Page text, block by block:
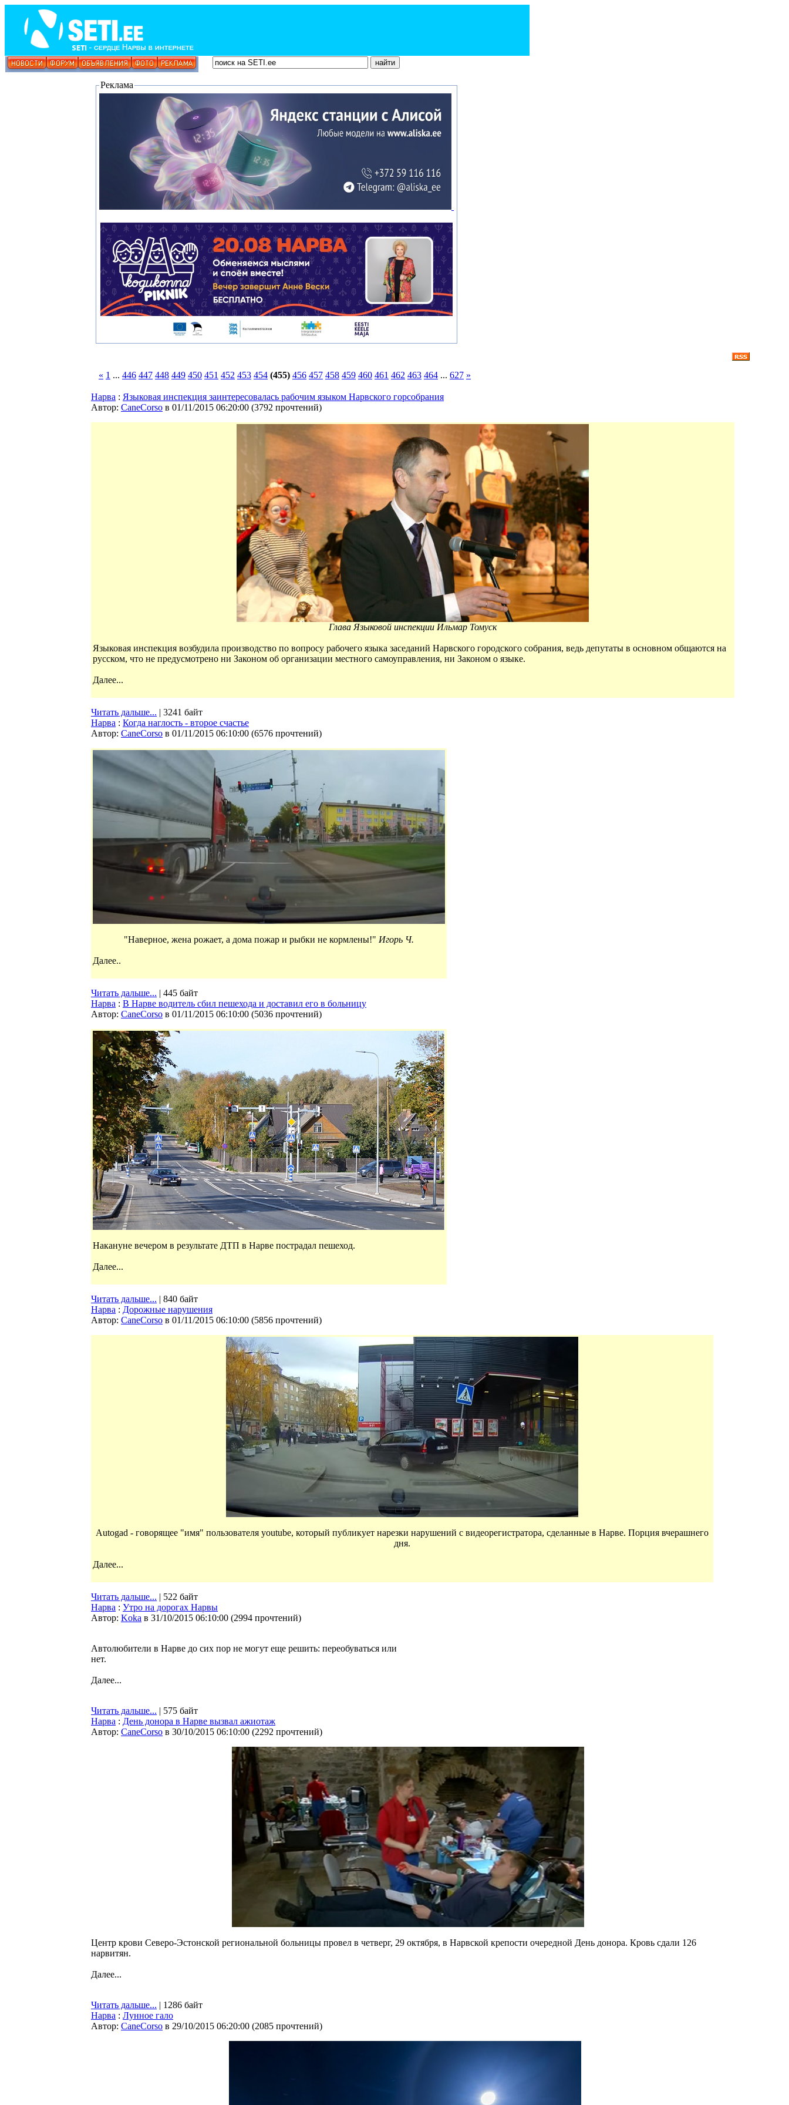
Реклама
« 1 ... 446 447 448 449 450 451 452 453 454 (455) 456 457 458 459 460 461 462 463 464 ... 627 »
Нарва : Языковая инспекция заинтересовалась рабочим языком Нарвского горсобрания
Автор: CaneCorso в 01/11/2015 06:20:00 (3792 прочтений)
Глава Языковой инспекции Ильмар Томуск
Языковая инспекция возбудила производство по вопросу рабочего языка заседаний Нарвского городского собрания, ведь депутаты в основном общаются на
русском, что не предусмотрено ни Законом об организации местного самоуправления, ни Законом о языке.
Далее...
Читать дальше... | 3241 байт
Нарва : Когда наглость - второе счастье
Автор: CaneCorso в 01/11/2015 06:10:00 (6576 прочтений)
"Наверное, жена рожает, а дома пожар и рыбки не кормлены!" Игорь Ч.
Далее..
Читать дальше... | 445 байт
Нарва : В Нарве водитель сбил пешехода и доставил его в больницу
Автор: CaneCorso в 01/11/2015 06:10:00 (5036 прочтений)
Накануне вечером в результате ДТП в Нарве пострадал пешеход.
Далее...
Читать дальше... | 840 байт
Нарва : Дорожные нарушения
Автор: CaneCorso в 01/11/2015 06:10:00 (5856 прочтений)
Autogad - говорящее "имя" пользователя youtube, который публикует нарезки нарушений с видеорегистратора, сделанные в Нарве. Порция вчерашнего
дня.
Далее...
Читать дальше... | 522 байт
Нарва : Утро на дорогах Нарвы
Автор: Koka в 31/10/2015 06:10:00 (2994 прочтений)
Автолюбители в Нарве до сих пор не могут еще решить: переобуваться или
нет.
Далее...
Читать дальше... | 575 байт
Нарва : День донора в Нарве вызвал ажиотаж
Автор: CaneCorso в 30/10/2015 06:10:00 (2292 прочтений)
Центр крови Северо-Эстонской региональной больницы провел в четверг, 29 октября, в Нарвской крепости очередной День донора. Кровь сдали 126
нарвитян.
Далее...
Читать дальше... | 1286 байт
Нарва : Лунное гало
Автор: CaneCorso в 29/10/2015 06:20:00 (2085 прочтений)